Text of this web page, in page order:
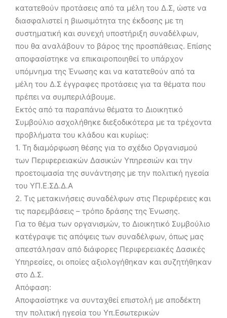
κατατεθούν προτάσεις από τα μέλη του Δ.Σ, ώστε να
διασφαλιστεί η βιωσιμότητα της έκδοσης με τη
συστηματική και συνεχή υποστήριξη συναδέλφων,
που θα αναλάβουν το βάρος της προσπάθειας. Επίσης
αποφασίστηκε να επικαιροποιηθεί το υπάρχον
υπόμνημα της Ένωσης και να κατατεθούν από τα
μέλη του Δ.Σ έγγραφες προτάσεις για τα θέματα που
πρέπει να συμπεριλάβουμε.
Εκτός από τα παραπάνω θέματα το Διοικητικό
Συμβούλιο ασχολήθηκε διεξοδικότερα με τα τρέχοντα
προβλήματα του κλάδου και κυρίως:
1. Τη διαμόρφωση θέσης για το σχέδιο Οργανισμού
των Περιφερειακών Δασικών Υπηρεσιών και την
προετοιμασία της συνάντησης με την πολιτική ηγεσία
του ΥΠ.Ε.ΣΔ.Δ.Α
2. Τις μετακινήσεις συναδέλφων στις Περιφέρειες και
τις παρεμβάσεις – τρόπο δράσης της Ένωσης.
Για το θέμα των οργανισμών, το Διοικητικό Συμβούλιο
κατέγραψε τις απόψεις των συναδέλφων, όπως μας
απεστάλησαν από διάφορες Περιφερειακές Δασικές
Υπηρεσίες, οι οποίες αξιολογήθηκαν και συζητήθηκαν
στο Δ.Σ.
Απόφαση:
Αποφασίστηκε να συνταχθεί επιστολή με αποδέκτη
την πολιτική ηγεσία του Υπ.Εσωτερικών